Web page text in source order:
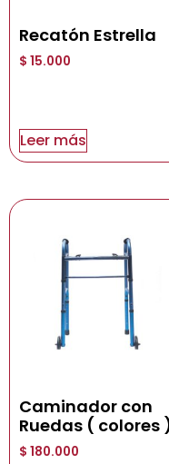
Recatón Estrella
$ 15.000
Leer más
Caminador con
Ruedas ( colores
$ 180.000